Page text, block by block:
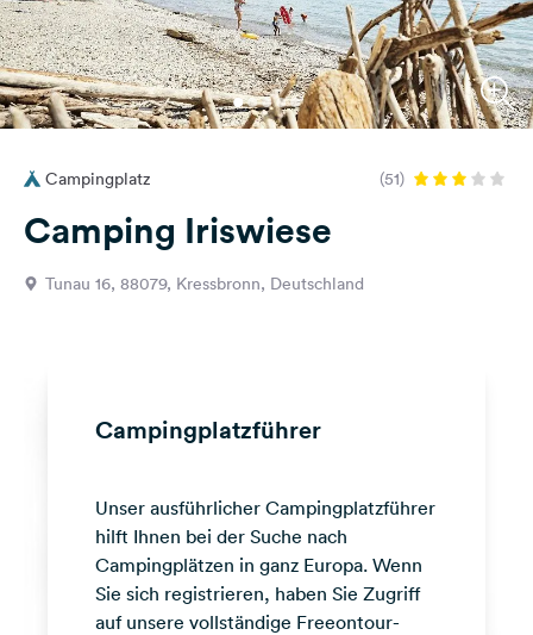
Partner
Registrieren
Einloggen
Fragen &
Media
Facebook
Instagram
Campingplatz (51)
Camping Iriswiese
Tunau 16, 88079, Kressbronn, Deutschland
Campingplatzführer
Unser ausführlicher Campingplatzführer
hilft Ihnen bei der Suche nach
Campingplätzen in ganz Europa. Wenn
Sie sich registrieren, haben Sie Zugriff
auf unsere vollständige Freeontour-